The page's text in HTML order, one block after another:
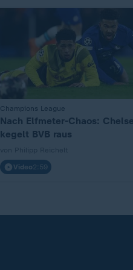
Champions League
:
Nach Elfmeter-Chaos:
kegelt BVB raus
Video2:59